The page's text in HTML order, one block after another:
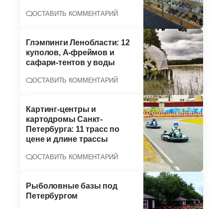
ОСТАВИТЬ КОММЕНТАРИЙ
Глэмпинги Ленобласти: 12
куполов, А-фреймов и
сафари-тентов у воды
ОСТАВИТЬ КОММЕНТАРИЙ
Картинг-центры и
картодромы Санкт-
Петербурга: 11 трасс по
цене и длине трассы
ОСТАВИТЬ КОММЕНТАРИЙ
Рыболовные базы под
Петербургом